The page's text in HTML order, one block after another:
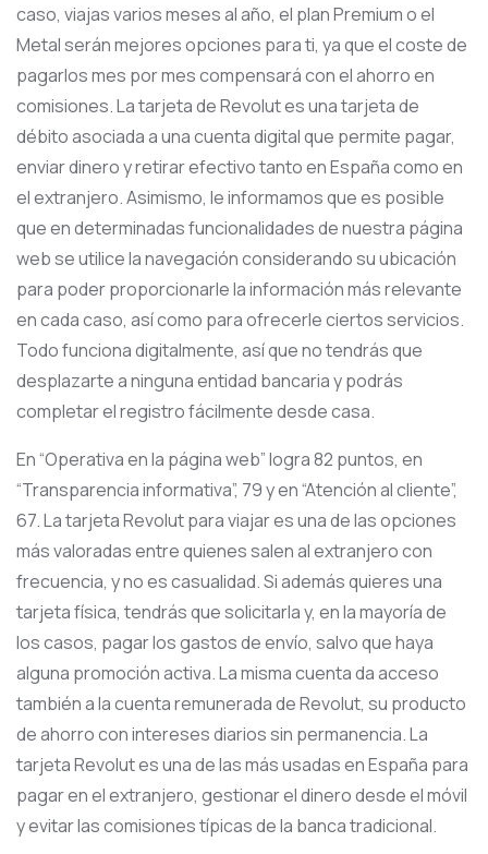
caso, viajas varios meses al año, el plan Premium o el
Metal serán mejores opciones para ti, ya que el coste de
pagarlos mes por mes compensará con el ahorro en
comisiones. La tarjeta de Revolut es una tarjeta de
débito asociada a una cuenta digital que permite pagar,
enviar dinero y retirar efectivo tanto en España como en
el extranjero. Asimismo, le informamos que es posible
que en determinadas funcionalidades de nuestra página
web se utilice la navegación considerando su ubicación
para poder proporcionarle la información más relevante
en cada caso, así como para ofrecerle ciertos servicios.
Todo funciona digitalmente, así que no tendrás que
desplazarte a ninguna entidad bancaria y podrás
completar el registro fácilmente desde casa.
En “Operativa en la página web” logra 82 puntos, en
“Transparencia informativa”, 79 y en “Atención al cliente”,
67. La tarjeta Revolut para viajar es una de las opciones
más valoradas entre quienes salen al extranjero con
frecuencia, y no es casualidad. Si además quieres una
tarjeta física, tendrás que solicitarla y, en la mayoría de
los casos, pagar los gastos de envío, salvo que haya
alguna promoción activa. La misma cuenta da acceso
también a la cuenta remunerada de Revolut, su producto
de ahorro con intereses diarios sin permanencia. La
tarjeta Revolut es una de las más usadas en España para
pagar en el extranjero, gestionar el dinero desde el móvil
y evitar las comisiones típicas de la banca tradicional.